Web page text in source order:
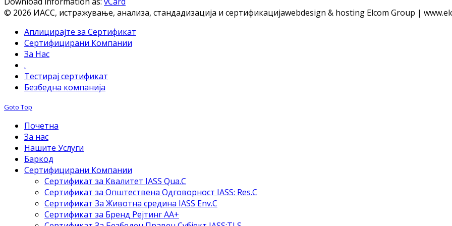
© 2026 ИАСС, истражување, анализа, стандадизација и сертификацијаwebdesign & hosting Elcom Group |
Аплицирајте за Сертификат
Сертифицирани Компании
За Нас
.
Тестирај сертификат
Безбедна компанија
Goto Top
Почетна
За нас
Нашите Услуги
Баркод
Сертифицирани Компании
Сертификат за Квалитет IASS Qua.C
Сертификат за Општествена Одговорност IASS: Res.C
Сертификат За Животна средина IASS Env.C
Сертификат за Бренд Рејтинг АА+